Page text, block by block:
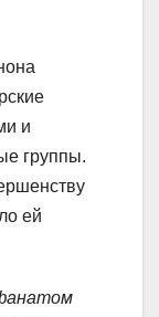
и
группы.
ей